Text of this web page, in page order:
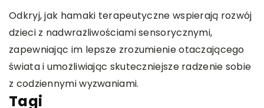
Odkryj, jak hamaki terapeutyczne wspierają rozwój
dzieci z nadwrażliwościami sensorycznymi,
zapewniając im lepsze zrozumienie otaczającego
świata i umożliwiając skuteczniejsze radzenie sobie
z codziennymi wyzwaniami.
Tagi